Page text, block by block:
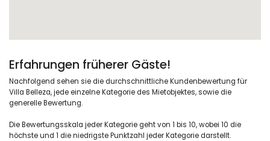
Erfahrungen früherer Gäste!
Nachfolgend sehen sie die durchschnittliche Kundenbewertung für
Villa Belleza, jede einzelne Kategorie des Mietobjektes, sowie die
generelle Bewertung.
Die Bewertungsskala jeder Kategorie geht von 1 bis 10, wobei 10 die
höchste und 1 die niedrigste Punktzahl jeder Kategorie darstellt.